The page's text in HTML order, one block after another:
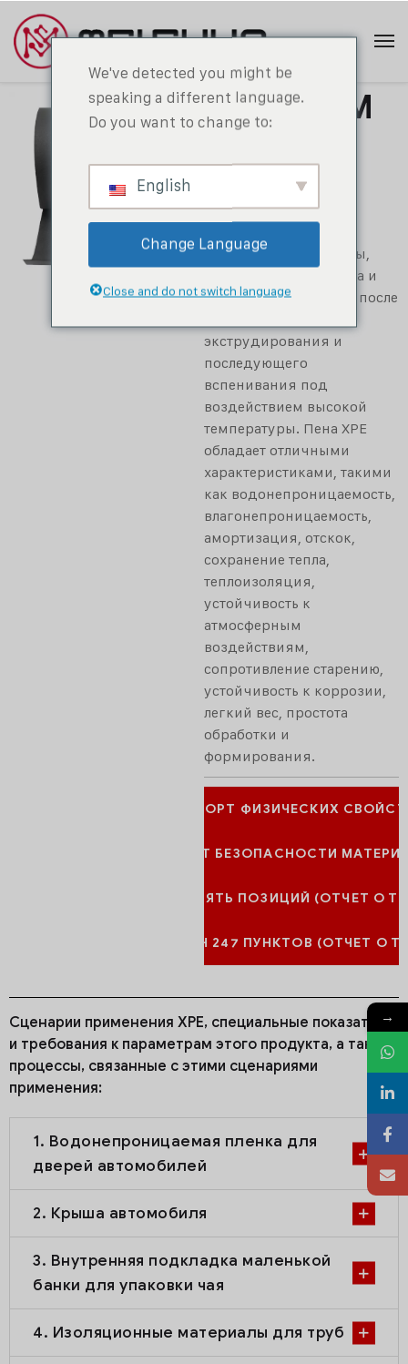
XPE FOAM
MSX10
Пена XPE (химически
сшитый вспененный
полиэтилен)
полиэтиленовой смолы,
вспенивающего агента и
других наполнителей после
экструдирования и
последующего
вспенивания под
воздействием высокой
температуры. Пена XPE
обладает отличными
характеристиками, такими
как водонепроницаемость,
влагонепроницаемость,
амортизация, отскок,
сохранение тепла,
теплоизоляция,
устойчивость к
атмосферным
воздействиям,
сопротивление старению,
устойчивость к коррозии,
легкий вес, простота
обработки и
формирования.
ПАСПОРТ ФИЗИЧЕСКИХ
ПАСПОРТ БЕЗОПАСНОСТИ
PP ROHS ДЕСЯТЬ ПОЗИЦИЙ (ОТЧЕТ О
ПП, ПЭ REACH 247 ПУНКТОВ (ОТЧЕТ О
Сценарии применения XPE, специальные показатели
и требования к параметрам этого продукта, а также
процессы, связанные с этими сценариями
применения:
1. Водонепроницаемая пленка для
дверей автомобилей
2. Крыша автомобиля
3. Внутренняя подкладка маленькой
банки для упаковки чая
4. Изоляционные материалы для труб
We've detected you might be
speaking a different language.
Do you want to change to:
English
Change Language
Close and do not switch language
→